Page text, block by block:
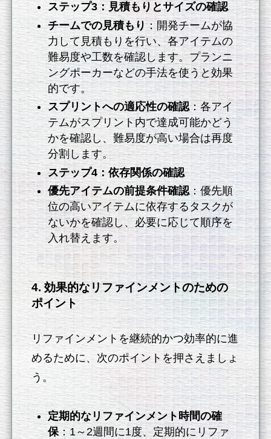
ステップ3：見積もりとサイズの確認
チームでの見積もり：開発チームが協
力して見積もりを行い、各アイテムの
難易度や工数を確認します。プランニ
ングポーカーなどの手法を使うと効果
的です。
スプリントへの適応性の確認：各アイ
テムがスプリント内で達成可能かどう
かを確認し、難易度が高い場合は再度
分割します。
ステップ4：依存関係の確認
優先アイテムの前提条件確認：優先順
位の高いアイテムに依存するタスクが
ないかを確認し、必要に応じて順序を
入れ替えます。
4. 効果的なリファインメントのための
ポイント
リファインメントを継続的かつ効率的に進
めるために、次のポイントを押さえましょ
う。
定期的なリファインメント時間の確
保：1～2週間に1度、定期的にリファ